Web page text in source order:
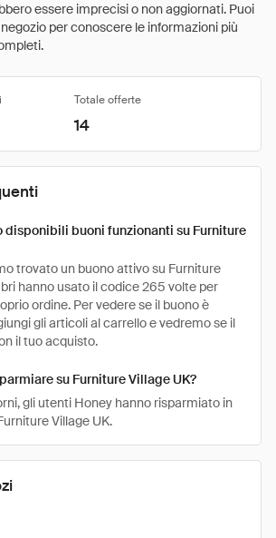
essere imprecisi o non aggiornati. Puoi
per conoscere le informazioni più
Totale offerte
14
disponibili buoni funzionanti su Furniture
trovato un buono attivo su Furniture
hanno usato il codice 265 volte per
ordine. Per vedere se il buono è
gli articoli al carrello e vedremo se il
il tuo acquisto.
su Furniture Village UK?
gli utenti Honey hanno risparmiato in
Village UK.